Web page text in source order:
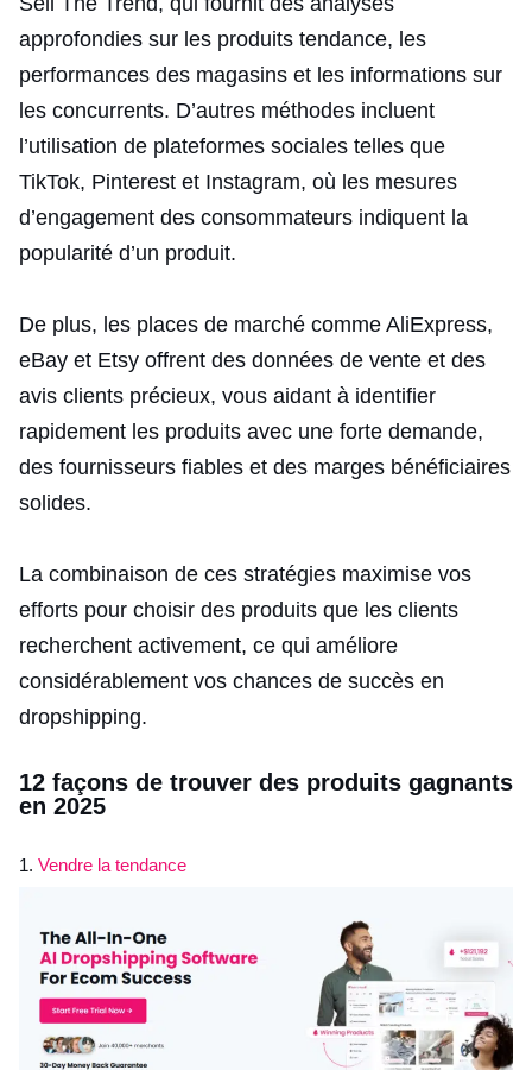
approfondies sur les produits tendance, les
performances des magasins et les informations sur
les concurrents. D’autres méthodes incluent
l’utilisation de plateformes sociales telles que
TikTok, Pinterest et Instagram, où les mesures
d’engagement des consommateurs indiquent la
popularité d’un produit.
De plus, les places de marché comme AliExpress,
eBay et Etsy offrent des données de vente et des
avis clients précieux, vous aidant à identifier
rapidement les produits avec une forte demande,
des fournisseurs fiables et des marges bénéficiaires
solides.
La combinaison de ces stratégies maximise vos
efforts pour choisir des produits que les clients
recherchent activement, ce qui améliore
considérablement vos chances de succès en
dropshipping.
12 façons de trouver des produits gagnants
en 2025
1. Vendre la tendance